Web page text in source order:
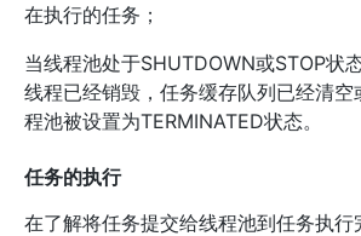
在执行的任务；
当线程池处于SHUTDOWN或STOP状
线程已经销毁，任务缓存队列已经清
程池被设置为TERMINATED状态。
任务的执行
在了解将任务提交给线程池到任务执行